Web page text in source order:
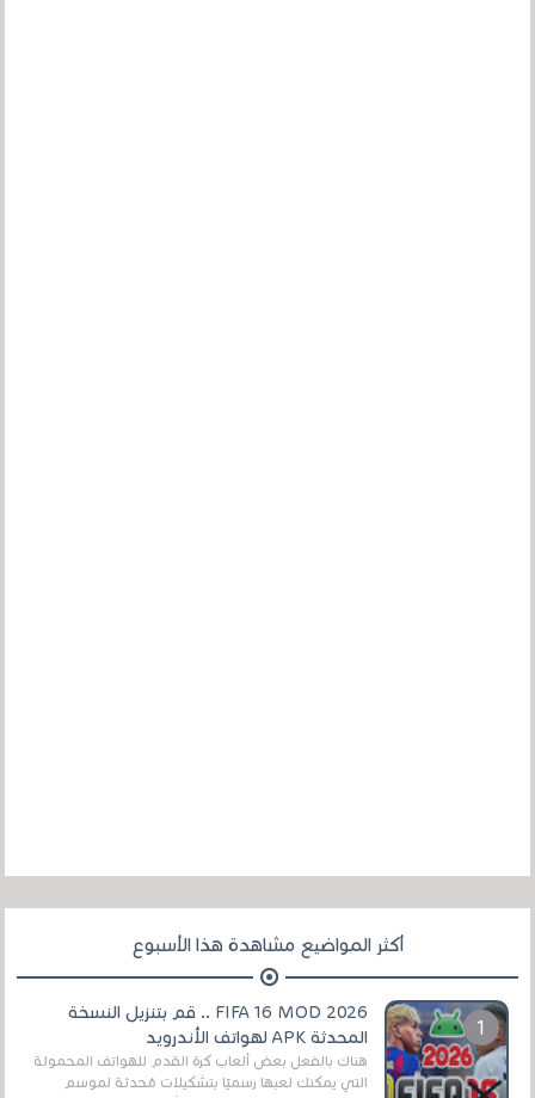
أكثر المواضيع مشاهدة هذا الأسبوع
FIFA 16 MOD 2026 .. قم بتنزيل النسخة
المحدثة APK لهواتف الأندرويد
هناك بالفعل بعض ألعاب كرة القدم للهواتف المحمولة
التي يمكنك لعبها رسميًا بتشكيلات مُحدثة لموسم